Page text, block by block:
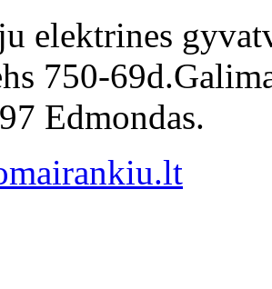
elektrines
750-
Edmondas.